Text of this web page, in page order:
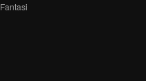
Fantasi